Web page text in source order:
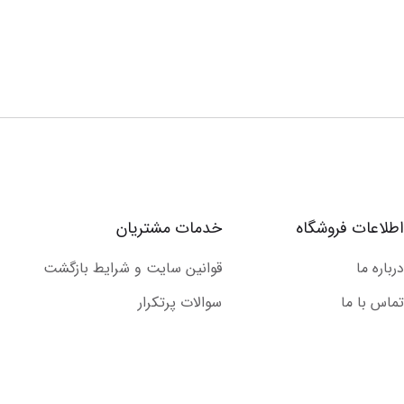
اطلاعات فروشگاه
درباره ما
تماس با ما
خدمات مشتریان
قوانین سایت و شرایط بازگشت
سوالات پرتکرار